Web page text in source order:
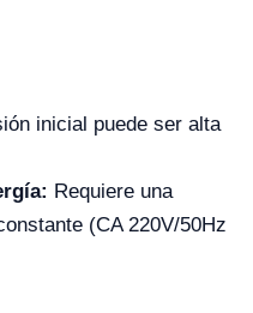
inicial puede ser alta
Requiere una
(CA 220V/50Hz